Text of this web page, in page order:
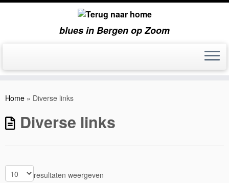
naar
blues in Bergen op Zoom
Home » Diverse links
Diverse links
resultaten weergeven